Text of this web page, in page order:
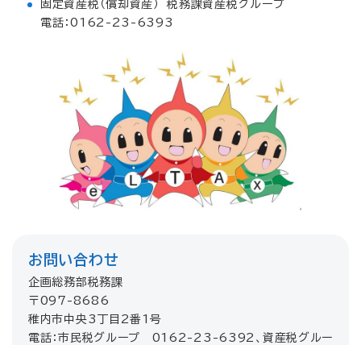
固定資産税（償却資産） 税務課資産税グループ
電話：0162-23-6393
お問い合わせ
企画総務部税務課
〒097-8686
稚内市中央3丁目2番1号
電話：市民税グループ 0162-23-6392、資産税グルー